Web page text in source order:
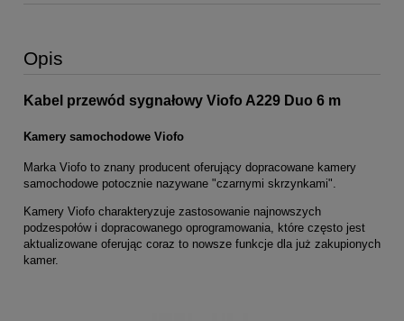
Opis
Kabel przewód sygnałowy Viofo A229 Duo 6 m
Kamery samochodowe Viofo
Marka Viofo to znany producent oferujący dopracowane kamery
samochodowe potocznie nazywane "czarnymi skrzynkami".
Kamery Viofo charakteryzuje zastosowanie najnowszych
podzespołów i dopracowanego oprogramowania, które często jest
aktualizowane oferując coraz to nowsze funkcje dla już zakupionych
kamer.